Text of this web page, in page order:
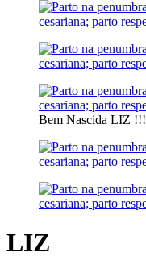
Bem Nascida LIZ !!!
LIZ